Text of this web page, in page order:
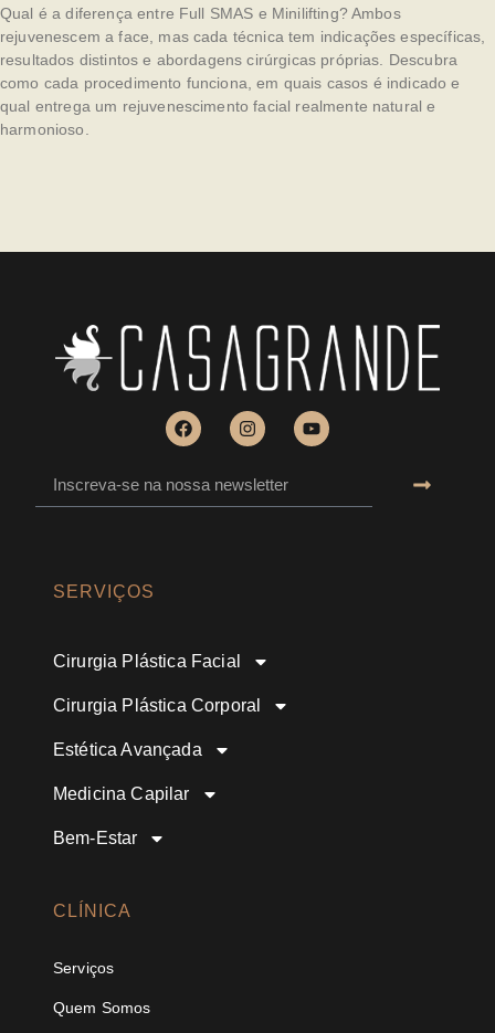
Qual é a diferença entre Full SMAS e Minilifting? Ambos
rejuvenescem a face, mas cada técnica tem indicações específicas,
resultados distintos e abordagens cirúrgicas próprias. Descubra
como cada procedimento funciona, em quais casos é indicado e
qual entrega um rejuvenescimento facial realmente natural e
harmonioso.
SERVIÇOS
Cirurgia Plástica Facial
Cirurgia Plástica Corporal
Estética Avançada
Medicina Capilar
Bem-Estar
CLÍNICA
Serviços
Quem Somos